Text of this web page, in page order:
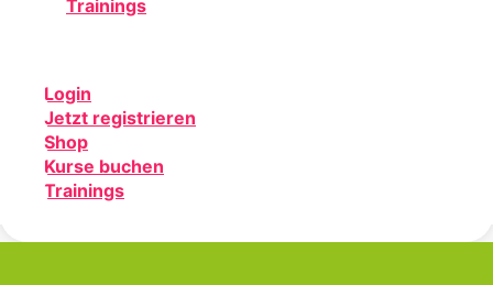
Trainings
Login
Jetzt registrieren
Shop
Kurse buchen
Trainings